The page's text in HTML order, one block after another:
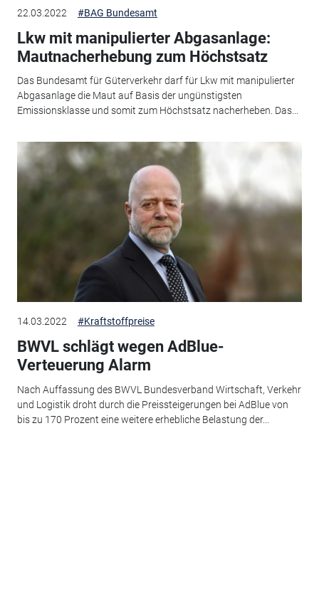
22.03.2022 #BAG Bundesamt
Lkw mit manipulierter Abgasanlage:
Mautnacherhebung zum Höchstsatz
Das Bundesamt für Güterverkehr darf für Lkw mit manipulierter
Abgasanlage die Maut auf Basis der ungünstigsten
Emissionsklasse und somit zum Höchstsatz nacherheben. Das...
14.03.2022 #Kraftstoffpreise
BWVL schlägt wegen AdBlue-
Verteuerung Alarm
Nach Auffassung des BWVL Bundesverband Wirtschaft, Verkehr
und Logistik droht durch die Preissteigerungen bei AdBlue von
bis zu 170 Prozent eine weitere erhebliche Belastung der...